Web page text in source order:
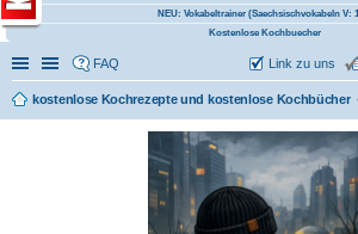
NEU: Vokabeltrainer (Saechsischvokabeln V:
Kostenlose Kochbuecher
Schnellzugriff
Linkliste
FAQ Link zu uns
kostenlose Kochrezepte und kostenlose Kochbücher